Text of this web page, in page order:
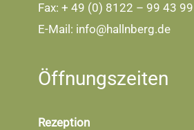
Fax: + 49 (0) 8122 – 99 43 99
E-Mail: info@hallnberg.de
Öffnungszeiten
Rezeption